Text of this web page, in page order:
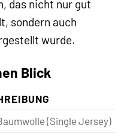
das nicht nur gut
sondern auch
wurde.
Blick
(Single Jersey)